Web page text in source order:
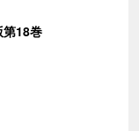
18巻